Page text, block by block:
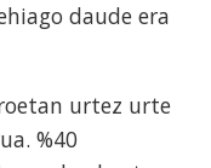
daude era
urtez urte
%40